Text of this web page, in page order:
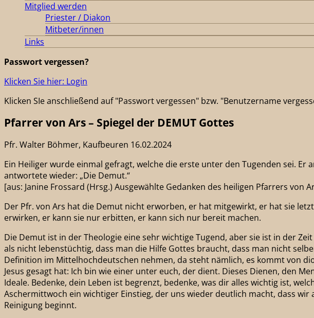
Mitglied werden
Priester / Diakon
Mitbeter/innen
Links
Passwort vergessen?
Klicken Sie hier: Login
Klicken SIe anschließend auf "Passwort vergessen" bzw. "Benutzername
Pfarrer von Ars – Spiegel der DEMUT Gottes
Pfr. Walter Böhmer, Kaufbeuren 16.02.2024
Ein Heiliger wurde einmal gefragt, welche die erste unter den Tugenden sei. Er
antwortete wieder: „Die Demut.“
[aus: Janine Frossard (Hrsg.) Ausgewählte Gedanken des heiligen Pfarrers von
Der Pfr. von Ars hat die Demut nicht erworben, er hat mitgewirkt, er hat sie
erwirken, er kann sie nur erbitten, er kann sich nur bereit machen.
Die Demut ist in der Theologie eine sehr wichtige Tugend, aber sie ist in der
als nicht lebenstüchtig, dass man die Hilfe Gottes braucht, dass man nicht
Definition im Mittelhochdeutschen nehmen, da steht nämlich, es kommt von
Jesus gesagt hat: Ich bin wie einer unter euch, der dient. Dieses Dienen, den
Ideale. Bedenke, dein Leben ist begrenzt, bedenke, was dir alles wichtig ist,
Aschermittwoch ein wichtiger Einstieg, der uns wieder deutlich macht, dass
Reinigung beginnt.